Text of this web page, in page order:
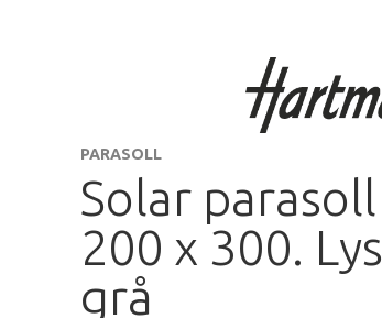
PARASOLL
Solar parasoll
200 x 300. Lys
grå